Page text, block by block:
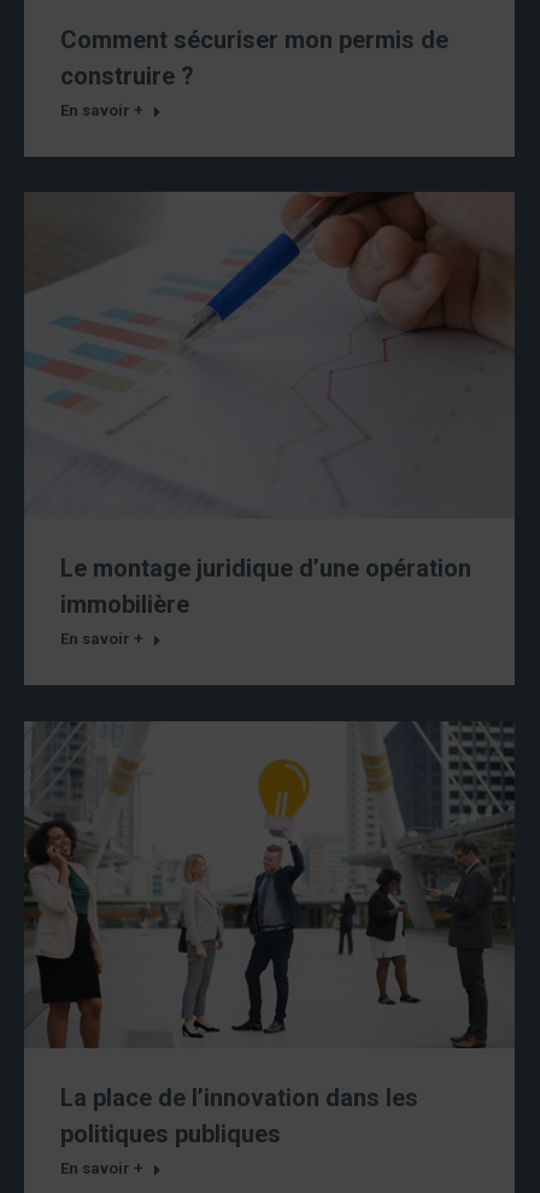
Comment sécuriser mon permis de
construire ?
En savoir +
Le montage juridique d’une opération
immobilière
En savoir +
La place de l’innovation dans les
politiques publiques
En savoir +